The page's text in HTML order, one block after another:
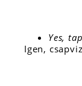
Yes,
Igen,